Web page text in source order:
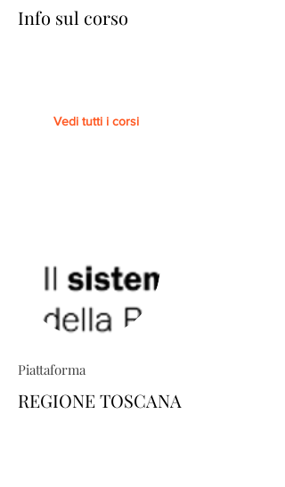
Info sul corso
Vedi tutti i corsi
Piattaforma
REGIONE TOSCANA